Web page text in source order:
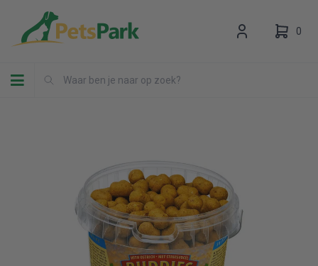
Toggle navigation
0
Uw winkelwagen is leeg.
Vul hem met producten.